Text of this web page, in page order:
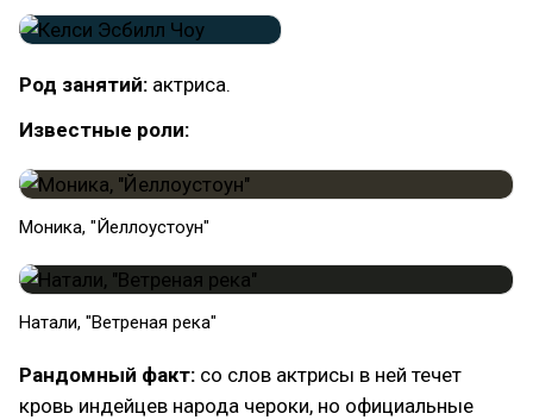
Род занятий: актриса.
Известные роли:
Моника, "Йеллоустоун"
Натали, "Ветреная река"
Рандомный факт: со слов актрисы в ней течет
кровь индейцев народа чероки, но официальные